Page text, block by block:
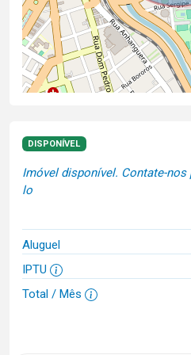
DISPONÍVEL
Imóvel disponível. Contate-
lo
Aluguel
IPTU
Total / Mês